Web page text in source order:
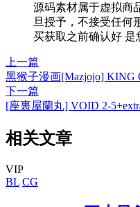
源码素材属于虚拟商
旦授予，不接受任何
买获取之前确认好 是
上一篇
黑猴子漫画[Mazjojo] KING
下一篇
[座裏屋蘭丸] VOID 2-
相关文章
VIP
BL CG